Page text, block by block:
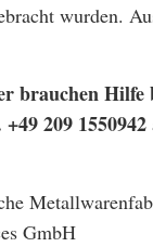
wurden.
brauchen
209 1550942
GmbH